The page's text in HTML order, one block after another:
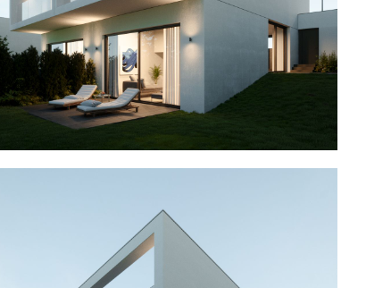
Moradia na Maia